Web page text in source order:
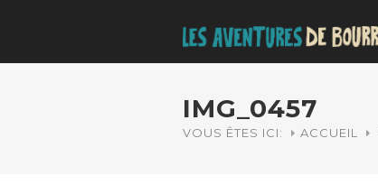
IMG_0457
VOUS ÊTES ICI: ACCUEIL